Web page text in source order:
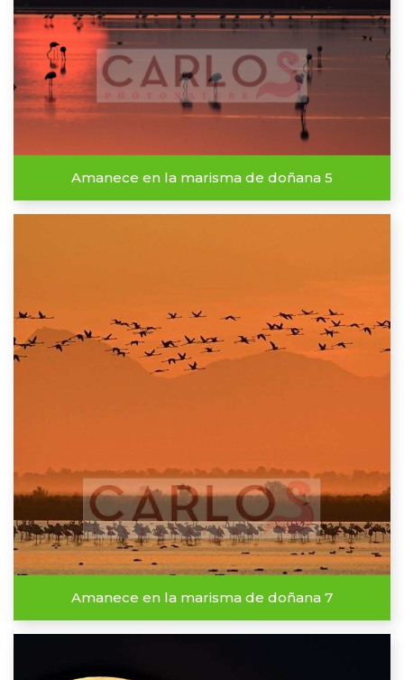
Amanece en la marisma de doñana 5
Amanece en la marisma de doñana 7